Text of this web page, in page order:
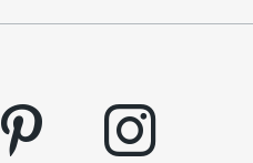
pinterest instagram